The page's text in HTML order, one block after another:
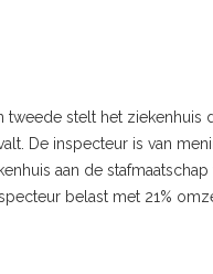
tweede stelt het ziekenhuis
De inspecteur is van
aan de stafmaatschap
belast met 21%